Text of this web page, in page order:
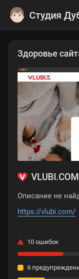
Студия
Здоровье
VLUBI.COM
Описание не
https://vlubi.com/
10 ошибок
6